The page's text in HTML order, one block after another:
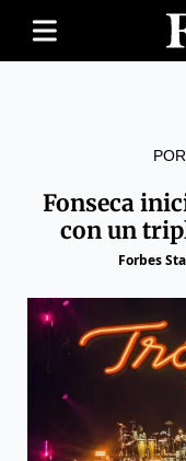
Fonseca
con un
Forbes